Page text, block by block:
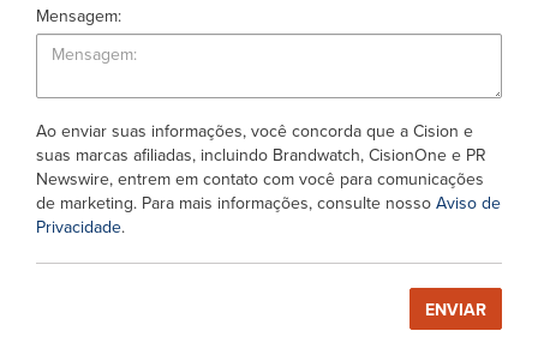
Mensagem:
Ao enviar suas informações, você concorda que a Cision e
suas marcas afiliadas, incluindo Brandwatch, CisionOne e PR
Newswire, entrem em contato com você para comunicações
de marketing. Para mais informações, consulte nosso Aviso de
Privacidade.
ENVIAR